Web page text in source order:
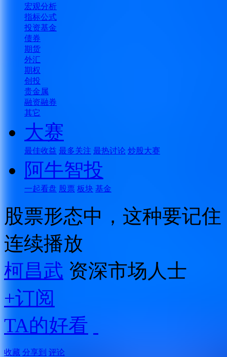
宏观分析
指标公式
投资基金
债券
期货
外汇
期权
创投
贵金属
融资融券
其它
大赛
最佳收益 最多关注 最热讨论 炒股大赛
阿牛智投
一起看盘 股票 板块 基金
股票形态中，这种要记住
连续播放
柯昌武 资深市场人士
+订阅
TA的好看
收藏 分享到 评论